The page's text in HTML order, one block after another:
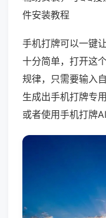
件安装教程
手机打牌可以一键
十分简单，打开这
规律，只需要输入
生成出手机打牌专
或者使用手机打牌